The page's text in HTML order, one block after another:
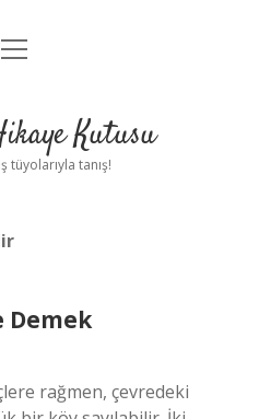
Uyarı
menüyü
Kutusu
tüyolarıyla tanış!
Demek
rağmen, çevredeki